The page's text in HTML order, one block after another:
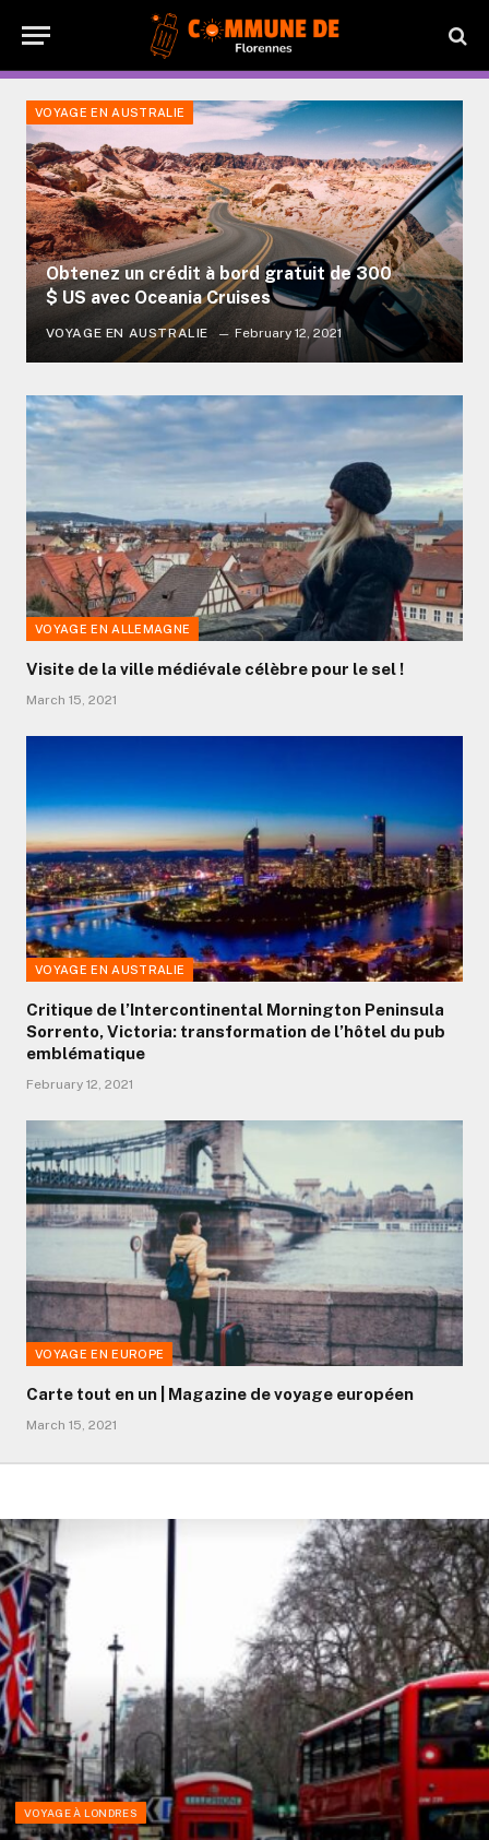
VOYAGE EN AUSTRALIE
Obtenez un crédit à bord gratuit de 300
$ US avec Oceania Cruises
VOYAGE EN AUSTRALIE February 12, 2021
VOYAGE EN ALLEMAGNE
Visite de la ville médiévale célèbre pour le sel !
March 15, 2021
VOYAGE EN AUSTRALIE
Critique de l’Intercontinental Mornington Peninsula
Sorrento, Victoria: transformation de l’hôtel du pub
emblématique
February 12, 2021
VOYAGE EN EUROPE
Carte tout en un | Magazine de voyage européen
March 15, 2021
VOYAGE À LONDRES